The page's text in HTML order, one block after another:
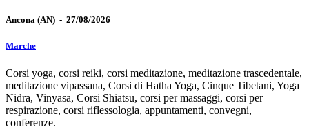
Ancona (AN) - 27/08/2026
Marche
Corsi yoga, corsi reiki, corsi meditazione, meditazione trascedentale,
meditazione vipassana, Corsi di Hatha Yoga, Cinque Tibetani, Yoga
Nidra, Vinyasa, Corsi Shiatsu, corsi per massaggi, corsi per
respirazione, corsi riflessologia, appuntamenti, convegni,
conferenze.